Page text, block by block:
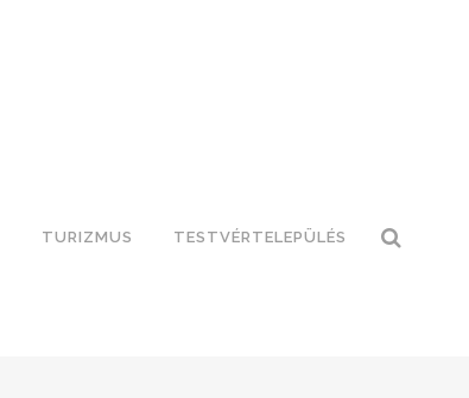
TURIZMUS TESTVÉRTELEPÜLÉS